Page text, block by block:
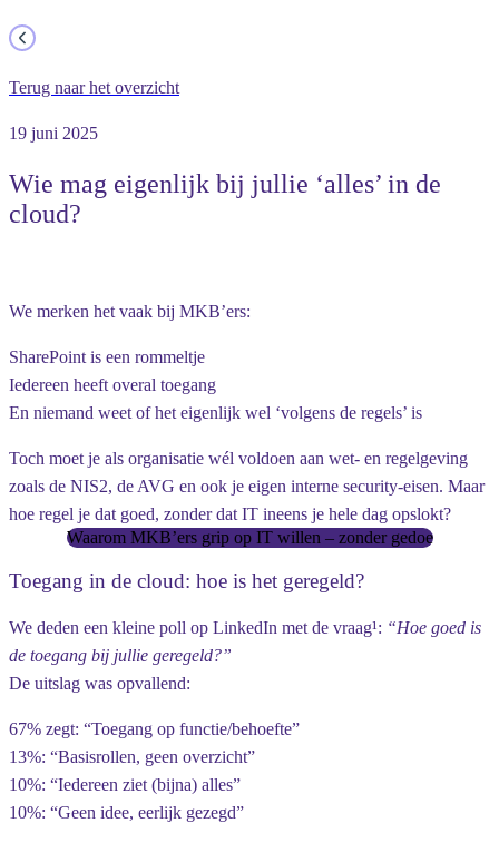
Terug naar het overzicht
19 juni 2025
Wie mag eigenlijk bij jullie ‘alles’ in de
cloud?
We merken het vaak bij MKB’ers:
SharePoint is een rommeltje
Iedereen heeft overal toegang
En niemand weet of het eigenlijk wel ‘volgens de regels’ is
Toch moet je als organisatie wél voldoen aan wet- en regelgeving
zoals de NIS2, de AVG en ook je eigen interne security-eisen. Maar
hoe regel je dat goed, zonder dat IT ineens je hele dag opslokt?
Waarom MKB’ers grip op IT willen – zonder gedoe
Toegang in de cloud: hoe is het geregeld?
We deden een kleine poll op LinkedIn met de vraag¹: “Hoe goed is
de toegang bij jullie geregeld?”
De uitslag was opvallend:
67% zegt: “Toegang op functie/behoefte”
13%: “Basisrollen, geen overzicht”
10%: “Iedereen ziet (bijna) alles”
10%: “Geen idee, eerlijk gezegd”